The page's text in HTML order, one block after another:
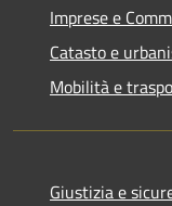
Imprese e
Catasto e
Mobilità e
Giustizia e